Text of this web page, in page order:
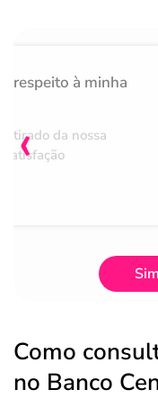
respeito à minha
da nossa
‹
Como
no Banco